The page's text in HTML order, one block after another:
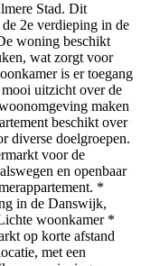
Stad. Dit
2e verdieping in de
woning beschikt
wat zorgt voor
is er toegang
uitzicht over de
maken
beschikt over
diverse doelgroepen.
voor de
en openbaar
*
in de Danswijk,
woonkamer *
op korte afstand
met een